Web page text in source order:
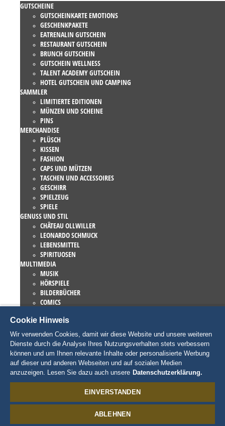
GUTSCHEINE
GUTSCHEINKARTE EMOTIONS
GESCHENKPAKETE
EATRENALIN GUTSCHEIN
RESTAURANT GUTSCHEIN
BRUNCH GUTSCHEIN
GUTSCHEIN WELLNESS
TALENT ACADEMY GUTSCHEIN
HOTEL GUTSCHEIN UND CAMPING
SAMMLER
LIMITIERTE EDITIONEN
MÜNZEN UND SCHEINE
PINS
MERCHANDISE
PLÜSCH
KISSEN
FASHION
CAPS UND MÜTZEN
TASCHEN UND ACCESSOIRES
GESCHIRR
SPIELZEUG
SPIELE
GENUSS UND STIL
CHÂTEAU OLLWILLER
LEONARDO SCHMUCK
LEBENSMITTEL
SPIRITUOSEN
MULTIMEDIA
MUSIK
HÖRSPIELE
BILDERBÜCHER
COMICS
EUROPA-PARK BÜCHER
GAMES UND FILME
KOLLEKTIONEN
EUROPA-PARK ATTRAKTIONEN
TRAUMATICA – FESTIVAL OF FEAR
LIEBHABERSTÜCKE
TALENT ACADEMY
CHARAKTERE
Cookie Hinweis
Wir verwenden Cookies, damit wir diese Website und unsere weiteren
Dienste durch die Analyse Ihres Nutzungsverhalten stets verbessern
können und um Ihnen relevante Inhalte oder personalisierte Werbung
auf dieser und anderen Webseiten und auf sozialen Medien
anzuzeigen. Lesen Sie dazu auch unsere Datenschutzerklärung.
EINVERSTANDEN
ABLEHNEN